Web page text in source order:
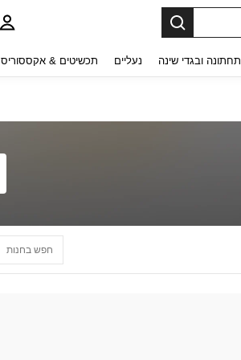
ובגדי שינה נעליים תכשיטים & אקססוריס